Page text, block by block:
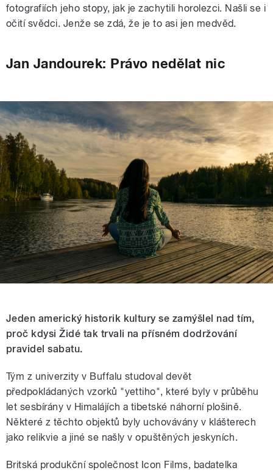
fotografiích jeho stopy, jak je zachytili horolezci. Našli se i
očití svědci. Jenže se zdá, že je to asi jen medvěd.
Jan Jandourek: Právo nedělat nic
Jeden americký historik kultury se zamýšlel nad tím,
proč kdysi Židé tak trvali na přísném dodržování
pravidel sabatu.
Tým z univerzity v Buffalu studoval devět
předpokládaných vzorků "yettiho", které byly v průběhu
let sesbírány v Himalájích a tibetské náhorní plošině.
Některé z těchto objektů byly uchovávány v klášterech
jako relikvie a jiné se našly v opuštěných jeskyních.
Britská produkční společnost Icon Films, badatelka